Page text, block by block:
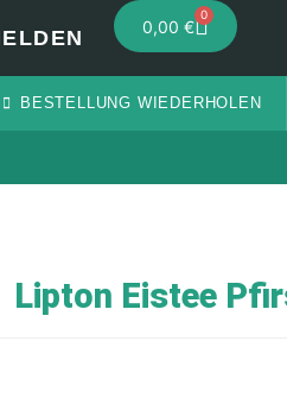
0,00 €
0
BESTELLUNG WIEDERHOLEN
Lipton Eistee